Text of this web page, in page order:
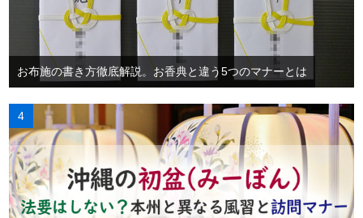
お布施の書き方徹底解説。お香典と違う5つのマナーとは